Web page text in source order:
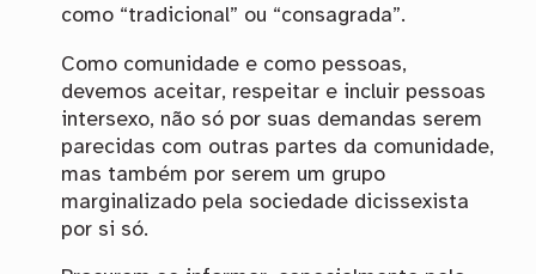
como “tradicional” ou “consagrada”.
Como comunidade e como pessoas,
devemos aceitar, respeitar e incluir pessoas
intersexo, não só por suas demandas serem
parecidas com outras partes da comunidade,
mas também por serem um grupo
marginalizado pela sociedade dicissexista
por si só.